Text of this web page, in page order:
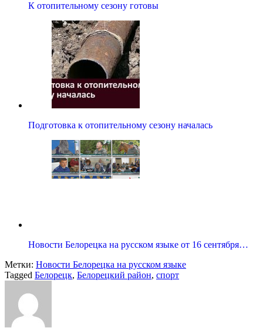
К отопительному сезону готовы
Подготовка к отопительному сезону началась
Новости Белорецка на русском языке от 16 сентября…
Метки: Новости Белорецка на русском языке
Tagged Белорецк, Белорецкий район, спорт